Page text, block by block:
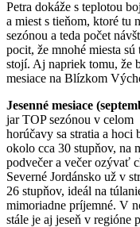
Petra dokáže s teplotou
a miest s tieňom, ktoré tu
sezónou a teda počet
pocit, že mnohé miesta
stojí. Aj napriek tomu, že
mesiace na Blízkom
Jesenné mesiace
jar TOP sezónou v
horúčavy sa stratia a hoci
okolo cca 30 stupňov, na
podvečer a večer ozývať
Severné Jordánsko už v
26 stupňov, ideál na
mimoriadne príjemné. V
stále je aj jeseň v regióne